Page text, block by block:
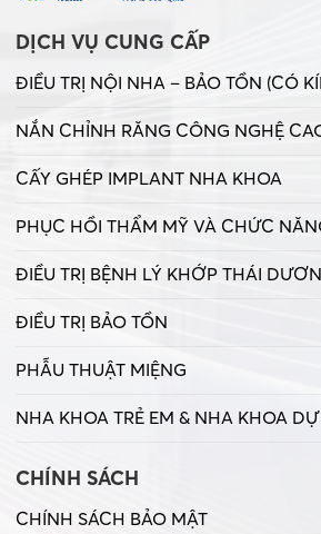
DỊCH VỤ CUNG CẤP
ĐIỀU TRỊ NỘI NHA – BẢO TỒN (CÓ
NẮN CHỈNH RĂNG CÔNG NGHỆ
CẤY GHÉP IMPLANT NHA KHOA
PHỤC HỒI THẨM MỸ VÀ CHỨC
ĐIỀU TRỊ BỆNH LÝ KHỚP THÁI
ĐIỀU TRỊ BẢO TỒN
PHẪU THUẬT MIỆNG
NHA KHOA TRẺ EM & NHA KHOA
CHÍNH SÁCH
CHÍNH SÁCH BẢO MẬT